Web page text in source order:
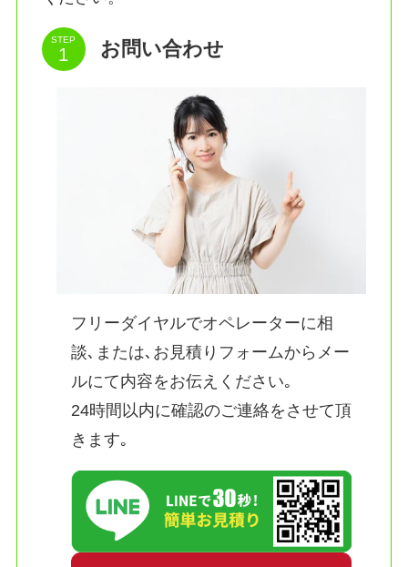
STEP お問い合わせ
フリーダイヤルでオペレーターに相
談､または､お見積りフォームからメー
ルにて内容をお伝えください｡
24時間以内に確認のご連絡をさせて頂
きます｡